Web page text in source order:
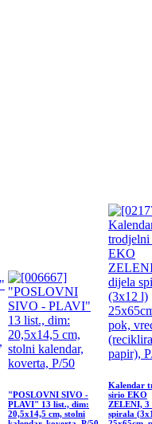
"POSLOVNI SIVO -
PLAVI" 13 list., dim:
20,5x14,5 cm, stolni
Kalendar
sirio EKO
ZELENI, 3
spirala